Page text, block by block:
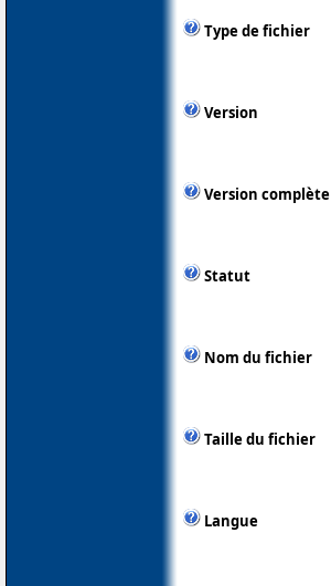
Type de fichier
Version
Version complète
Statut
Nom du fichier
Taille du fichier
Langue